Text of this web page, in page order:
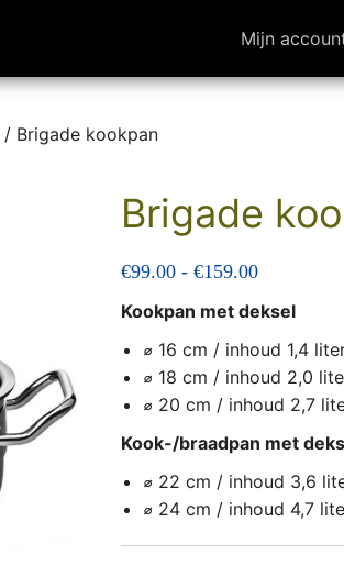
Mijn
/ Brigade kookpan
Brigade
€99.00 - €159.00
Kookpan met deksel
⌀16 cm / inhoud 1,4
⌀18 cm / inhoud 2,0
⌀20 cm / inhoud 2,7
Kook-/braadpan met
⌀22 cm / inhoud 3,6
⌀24 cm / inhoud 4,7